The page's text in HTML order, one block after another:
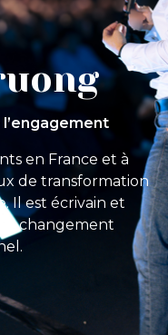
en France et à
de transformation
Il est écrivain et
changement